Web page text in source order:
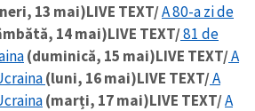
13 mai)LIVE TEXT/A 80-a zi de
14 mai)LIVE TEXT/81 de
(duminică, 15 mai)LIVE TEXT/A
(luni, 16 mai)LIVE TEXT/A
(marți, 17 mai)LIVE TEXT/A